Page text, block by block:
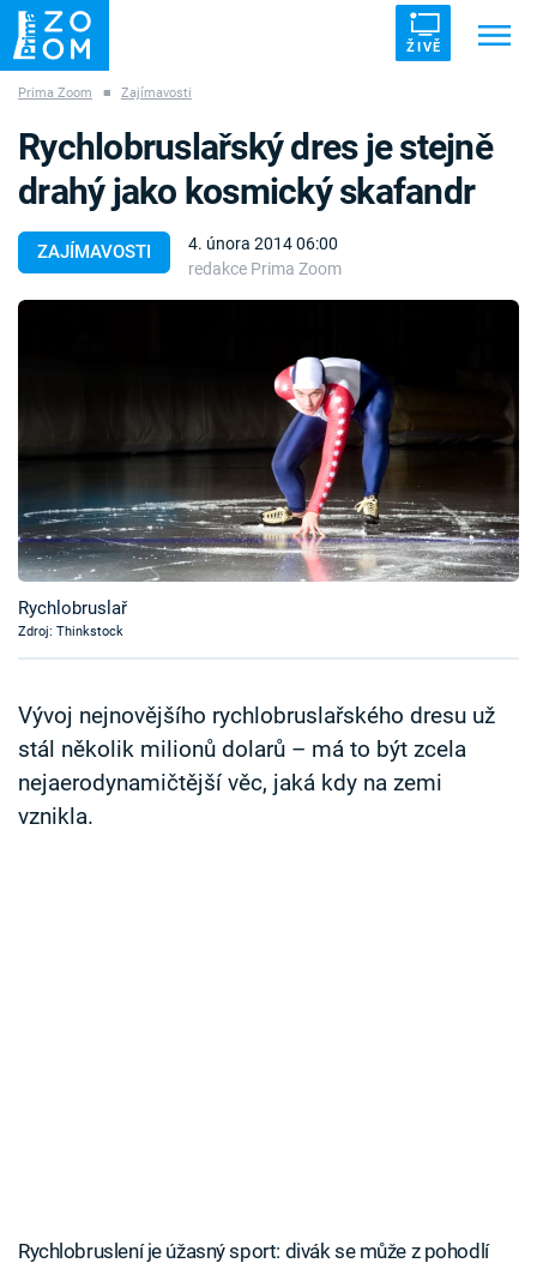
ŽIVĚ
ZÁHADY VETŘELCI DÁVNOVĚKU
TV Program
Časopis
Sledujte prima+
Sledujte nás
Prima Zoom ■ Zajímavosti
ZAJÍMAVOSTI
4. února 2014 06:00
redakce Prima Zoom
Rychlobruslařský dres je stejně
drahý jako kosmický skafandr
Rychlobruslař
Zdroj: Thinkstock
Vývoj nejnovějšího rychlobruslařského dresu už
stál několik milionů dolarů – má to být zcela
nejaerodynamičtější věc, jaká kdy na zemi
vznikla.
Rychlobruslení je úžasný sport: divák se může z pohodlí